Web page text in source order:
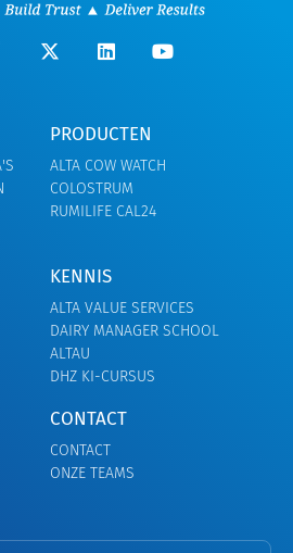
PRODUCTEN
ALTA COW WATCH
COLOSTRUM
RUMILIFE CAL24
KENNIS
ALTA VALUE SERVICES
DAIRY MANAGER SCHOOL
ALTAU
DHZ KI-CURSUS
CONTACT
CONTACT
ONZE TEAMS